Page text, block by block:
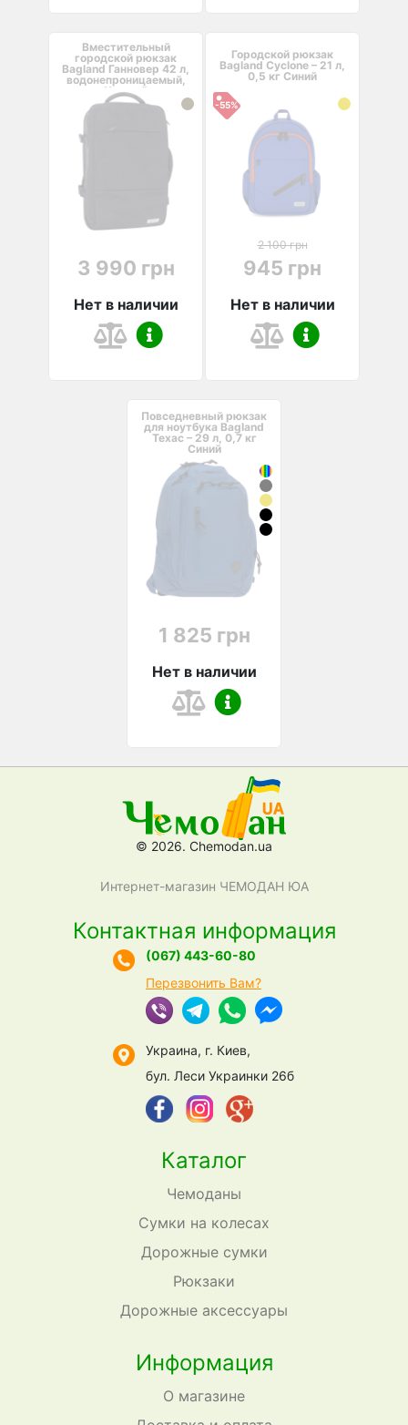
Вместительный
городской рюкзак
Bagland Ганновер 42 л,
водонепроницаемый,
Черный
3 990 грн
Нет в наличии
Городской рюкзак
Bagland Cyclone – 21 л,
0,5 кг Синий
-55%
2 100 грн
945 грн
Нет в наличии
Повседневный рюкзак
для ноутбука Bagland
Техас – 29 л, 0,7 кг
Синий
1 825 грн
Нет в наличии
© 2026. Chemodan.ua
Интернет-магазин ЧЕМОДАН ЮА
Каталог
Чемоданы
Сумки на колесах
Дорожные сумки
Рюкзаки
Дорожные аксессуары
Информация
О магазине
Контактная информация
(067) 443-60-80
Перезвонить Вам?
Украина, г. Киев,
бул. Леси Украинки 26б